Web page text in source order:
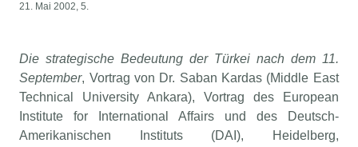
21. Mai 2002, 5.
Die strategische Bedeutung der Türkei nach dem 11.
September, Vortrag von Dr. Saban Kardas (Middle East
Technical University Ankara), Vortrag des European
Institute for International Affairs und des Deutsch-
Amerikanischen Instituts (DAI), Heidelberg,